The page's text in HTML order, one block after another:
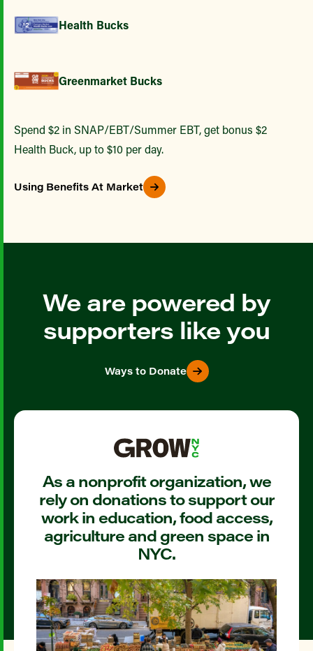
Health Bucks
Greenmarket Bucks
Spend $2 in SNAP/EBT/Summer EBT, get bonus $2
Health Buck, up to $10 per day.
Using Benefits At Market
We are powered by
supporters like you
Ways to Donate
As a nonprofit organization, we
rely on donations to support our
work in education, food access,
agriculture and green space in
NYC.